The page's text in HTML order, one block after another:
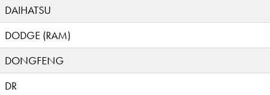
DAIHATSU
DODGE (RAM)
DONGFENG
DR